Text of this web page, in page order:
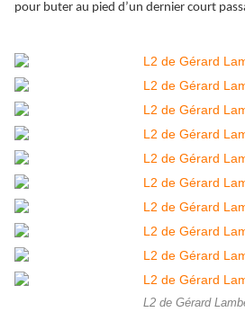
pour buter au pied d’un dernier court
L2 de Gérard